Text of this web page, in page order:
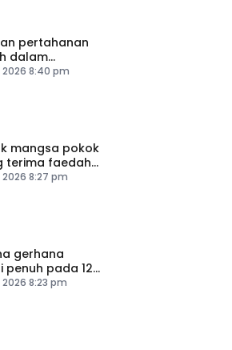
pertahanan
dalam
2027
2026 8:40 pm
mangsa pokok
terima faedah
24 Jam8:27 pm
gerhana
penuh pada 12
8:23 pm